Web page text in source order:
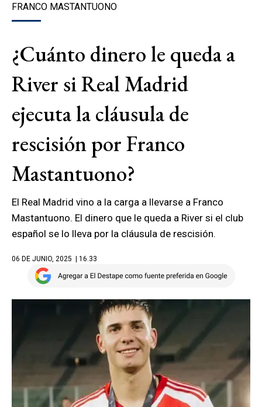
FRANCO MASTANTUONO
¿Cuánto dinero le queda a
River si Real Madrid
ejecuta la cláusula de
rescisión por Franco
Mastantuono?
El Real Madrid vino a la carga a llevarse a Franco
Mastantuono. El dinero que le queda a River si el club
español se lo lleva por la cláusula de rescisión.
06 DE JUNIO, 2025 | 16.33